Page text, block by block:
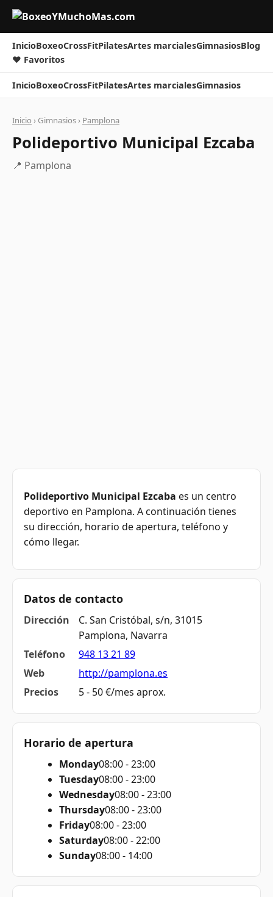
InicioBoxeoCrossFitPilatesArtes marcialesGimnasiosBlog
❤ Favoritos
InicioBoxeoCrossFitPilatesArtes marcialesGimnasios
Inicio › Gimnasios › Pamplona
Polideportivo Municipal Ezcaba
📍 Pamplona
Polideportivo Municipal Ezcaba es un centro
deportivo en Pamplona. A continuación tienes
su dirección, horario de apertura, teléfono y
cómo llegar.
Datos de contacto
Dirección
C. San Cristóbal, s/n, 31015
Pamplona, Navarra
Teléfono
948 13 21 89
Web
http://pamplona.es
Precios
5 - 50 €/mes aprox.
Horario de apertura
Monday08:00 - 23:00
Tuesday08:00 - 23:00
Wednesday08:00 - 23:00
Thursday08:00 - 23:00
Friday08:00 - 23:00
Saturday08:00 - 22:00
Sunday08:00 - 14:00